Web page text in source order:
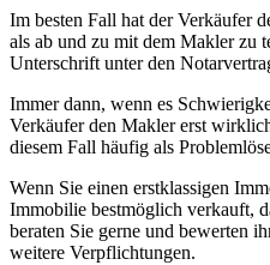
Im besten Fall hat der Verkäufer
als ab und zu mit dem Makler zu
Unterschrift unter den
Immer dann, wenn es
Verkäufer den Makler erst
diesem Fall häufig als
Wenn Sie einen erstklassigen
Immobilie bestmöglich verkauft,
beraten Sie gerne und bewerten
weitere Verpflichtungen.